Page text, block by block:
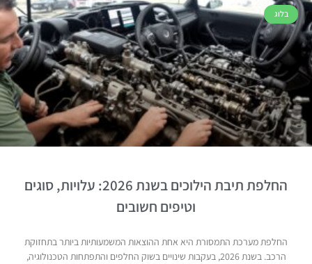
בלוג
החלפת תיבת הילוכים בשנת 2026: עלויות, סוגים
וטיפים חשובים
החלפת מערכת התמסורת היא אחת ההוצאות המשמעותיות ביותר בתחזוקת
הרכב. בשנת 2026, בעקבות שינויים בשוק החלפים והתפתחות הטכנולוגיה,